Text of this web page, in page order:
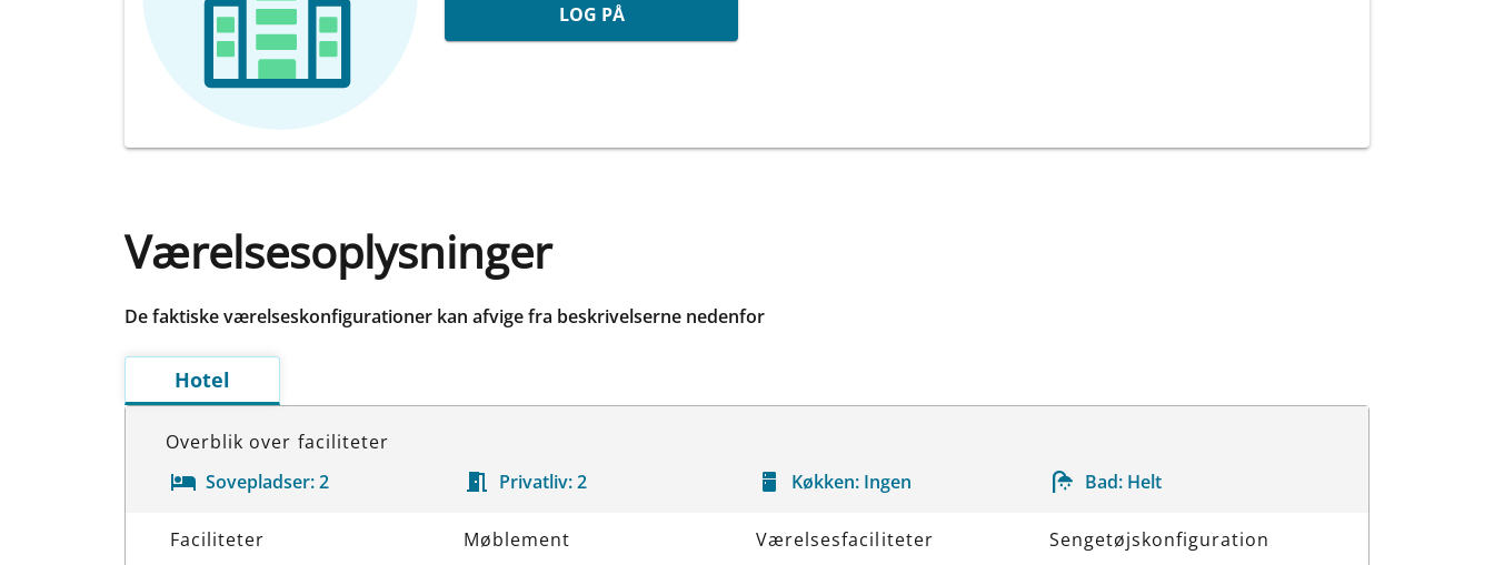
LOG PÅ
Værelsesoplysninger
De faktiske værelseskonfigurationer kan afvige fra beskrivelserne nedenfor
Hotel
Overblik over faciliteter
Sovepladser:2 Privatliv: 2 Køkken: Ingen Bad: Helt
Værelsesoplysninger
Faciliteter
Møblement
Værelsesfaciliteter
Sengetøjskonfiguration